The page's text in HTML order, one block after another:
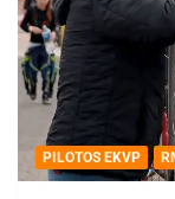
PILOTOS EKVP